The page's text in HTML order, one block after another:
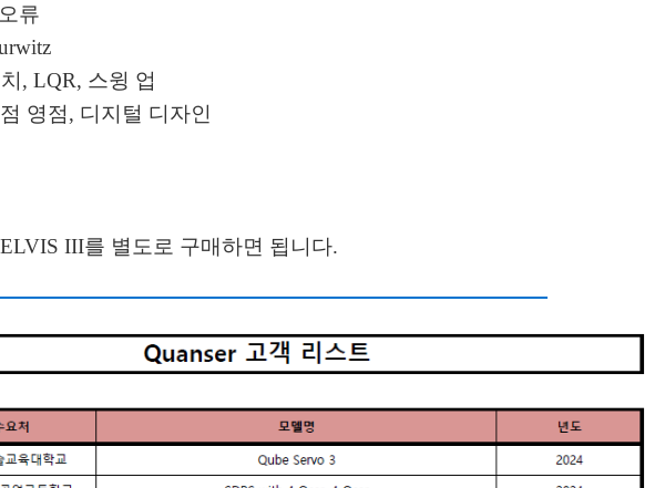
류
, LQR, 스윙 업
영점, 디지털 디자인
III를 별도로 구매하면 됩니다.